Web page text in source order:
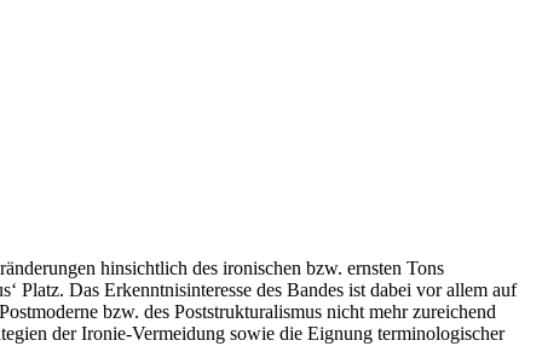
hinsichtlich des ironischen bzw. ernsten Tons
Platz. Das Erkenntnisinteresse des Bandes ist dabei vor allem auf
bzw. des Poststrukturalismus nicht mehr zureichend
der Ironie-Vermeidung sowie die Eignung terminologischer